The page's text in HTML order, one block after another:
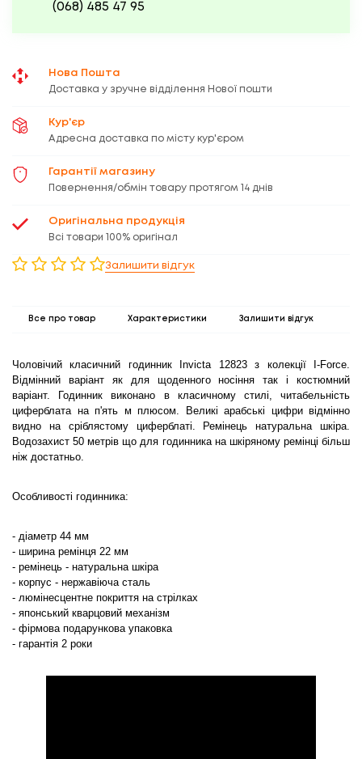
(068) 485 47 95
Нова Пошта
Доставка у зручне відділення Нової пошти
Кур'єр
Адресна доставка по місту кур'єром
Гарантії магазину
Повернення/обмін товару протягом 14 днів
Оригінальна продукція
Всі товари 100% оригінал
Залишити відгук
Все про товар Характеристики Залишити відгук
Чоловічий класичний годинник Invicta 12823 з колекції I-Force.
Відмінний варіант як для щоденного носіння так і костюмний
варіант. Годинник виконано в класичному стилі, читабельність
циферблата на п'ять м плюсом. Великі арабські цифри відмінно
видно на сріблястому циферблаті. Ремінець натуральна шкіра.
Водозахист 50 метрів що для годинника на шкіряному ремінці більш
ніж достатньо.
Особливості годинника:
- діаметр 44 мм
- ширина ремінця 22 мм
- ремінець - натуральна шкіра
- корпус - нержавіюча сталь
- люмінесцентне покриття на стрілках
- японський кварцовий механізм
- фірмова подарункова упаковка
- гарантія 2 роки